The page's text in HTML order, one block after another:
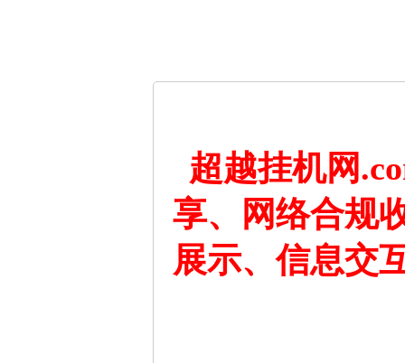
超越挂机网
享、网络合规
展示、信息交